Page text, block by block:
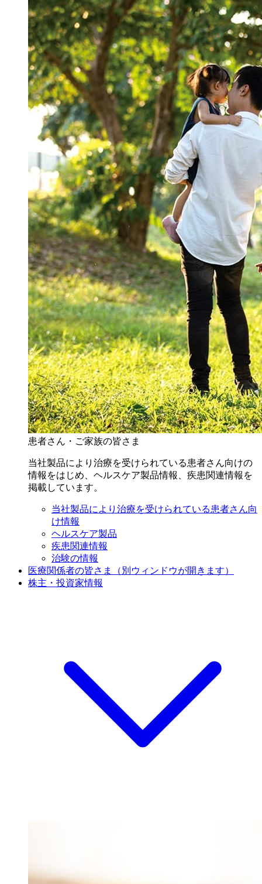
患者さん・ご家族の皆さま
当社製品により治療を受けられている患者さん向けの
情報をはじめ、ヘルスケア製品情報、疾患関連情報を
掲載しています。
当社製品により治療を受けられている患者さん向
け情報
ヘルスケア製品
疾患関連情報
治験の情報
医療関係者の皆さま
（別ウィンドウが開きます）
株主・投資家情報